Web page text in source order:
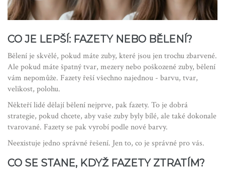
CO JE LEPŠÍ: FAZETY NEBO BĚLENÍ?
Bělení je skvělé, pokud máte zuby, které jsou jen trochu zbarvené.
Ale pokud máte špatný tvar, mezery nebo poškozené zuby, bělení
vám nepomůže. Fazety řeší všechno najednou - barvu, tvar,
velikost, polohu.
Někteří lidé dělají bělení nejprve, pak fazety. To je dobrá
strategie, pokud chcete, aby vaše zuby byly bílé, ale také dokonale
tvarované. Fazety se pak vyrobí podle nové barvy.
Neexistuje jedno správné řešení. Jen to, co je správné pro vás.
CO SE STANE, KDYŽ FAZETY ZTRATÍM?